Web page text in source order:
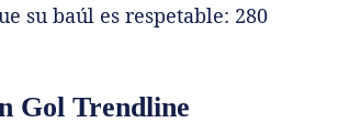
su baúl es respetable: 280
Gol Trendline